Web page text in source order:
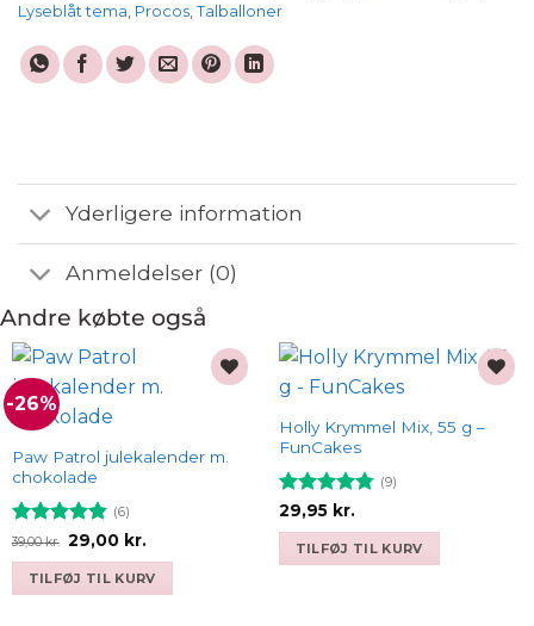
Lyseblåt tema Procos Talballoner
Yderligere information
Anmeldelser (0)
Andre købte også
-26%
Paw Patrol julekalender m.
chokolade
Vurderet
4.83ud af
(6)
39,00kr. Den
oprindelige
pris
var:
39,00 kr..
29,00 kr.Den
pris
er:
29,00 kr..
TILFØJ TIL KURV
Holly Krymmel Mix, 55 g –
FunCakes
Vurderet
4.78ud af
(9)
29,95 kr.
TILFØJ TIL KURV